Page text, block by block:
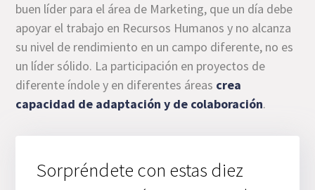
buen líder para el área de Marketing, que un día debe
apoyar el trabajo en Recursos Humanos y no alcanza
su nivel de rendimiento en un campo diferente, no es
un líder sólido. La participación en proyectos de
diferente índole y en diferentes áreas crea
capacidad de adaptación y de colaboración.
Sorpréndete con estas diez